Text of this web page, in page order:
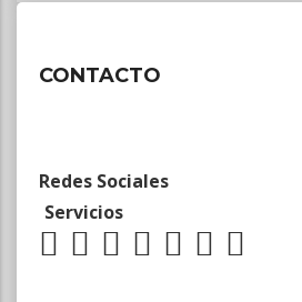
CONTACTO
Redes Sociales
Servicios